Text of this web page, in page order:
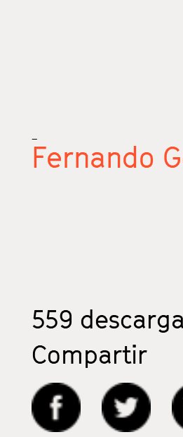
_
Fernando
559
Compartir